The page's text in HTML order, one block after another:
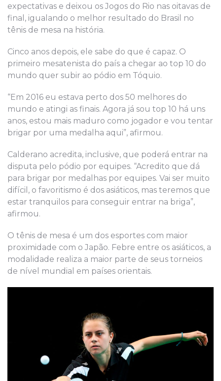
expectativas e deixou os Jogos do Rio nas oitavas de
final, igualando o melhor resultado do Brasil no
tênis de mesa na história.
Cinco anos depois, ele sabe do que é capaz. O
primeiro mesatenista do país a chegar ao top 10 do
mundo quer subir ao pódio em Tóquio.
“Em 2016 eu estava perto dos 50 melhores do
mundo e atingi as finais. Agora já sou top 10 há uns
anos, estou mais maduro como jogador e vou tentar
brigar por uma medalha aqui”, afirmou.
Calderano acredita, inclusive, que poderá entrar na
disputa pelo pódio por equipes. “Acredito que dá
para brigar por medalhas por equipes. Vai ser muito
difícil, o favoritismo é dos asiáticos, mas teremos que
estar tranquilos para conseguir entrar na briga”,
afirmou.
O tênis de mesa é um dos esportes com maior
proximidade com o Japão. Febre entre os asiáticos, a
modalidade realiza a maior parte de seus torneios
de nível mundial em países orientais.